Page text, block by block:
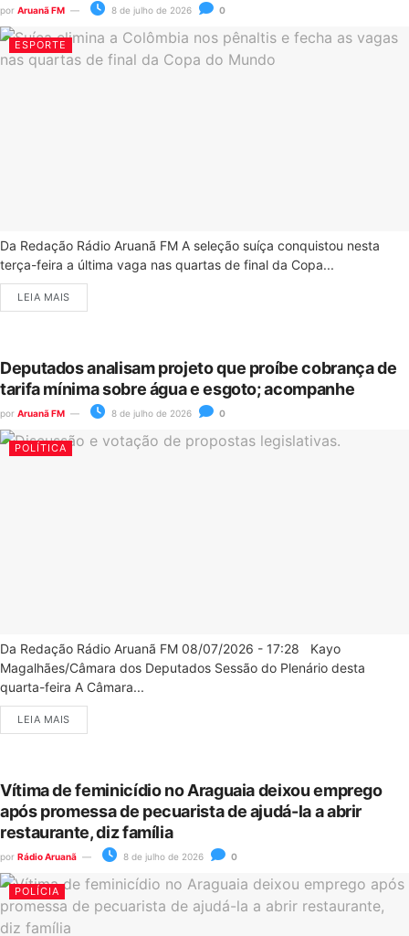
por Aruanã FM 8 de julho de 2026 0
ESPORTE
Da Redação Rádio Aruanã FM A seleção suíça conquistou nesta
terça-feira a última vaga nas quartas de final da Copa...
LEIA MAIS
Deputados analisam projeto que proíbe cobrança de
tarifa mínima sobre água e esgoto; acompanhe
por Aruanã FM 8 de julho de 2026 0
POLÍTICA
Da Redação Rádio Aruanã FM 08/07/2026 - 17:28 Kayo
Magalhães/Câmara dos Deputados Sessão do Plenário desta
quarta-feira A Câmara...
LEIA MAIS
Vítima de feminicídio no Araguaia deixou emprego
após promessa de pecuarista de ajudá-la a abrir
restaurante, diz família
por Rádio Aruanã 8 de julho de 2026 0
POLÍCIA